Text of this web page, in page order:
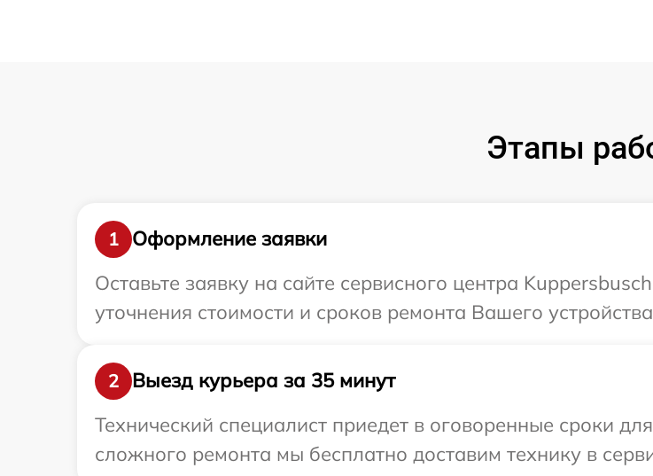
Этапы
1
Оформление заявки
Оставьте заявку на сайте сервисного центра
уточнения стоимости и сроков ремонта Вашего
2
Выезд курьера за 35 минут
Технический специалист приедет в оговоренные сроки
сложного ремонта мы бесплатно доставим технику в